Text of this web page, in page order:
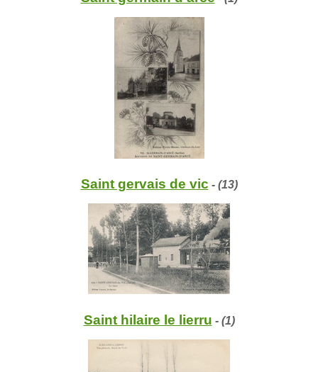
Saint gervais de vic - (13)
Saint hilaire le lierru - (1)